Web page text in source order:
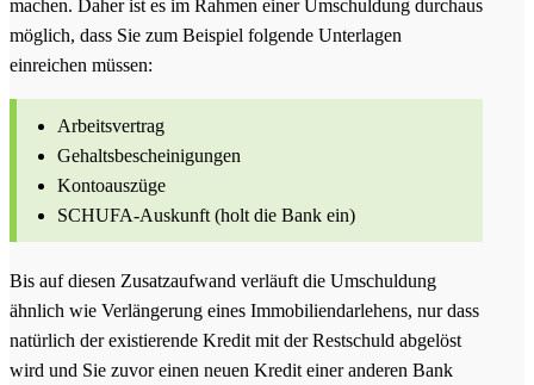
machen. Daher ist es im Rahmen einer Umschuldung durchaus
möglich, dass Sie zum Beispiel folgende Unterlagen
einreichen müssen:
Arbeitsvertrag
Gehaltsbescheinigungen
Kontoauszüge
SCHUFA-Auskunft (holt die Bank ein)
Bis auf diesen Zusatzaufwand verläuft die Umschuldung
ähnlich wie Verlängerung eines Immobiliendarlehens, nur dass
natürlich der existierende Kredit mit der Restschuld abgelöst
wird und Sie zuvor einen neuen Kredit einer anderen Bank